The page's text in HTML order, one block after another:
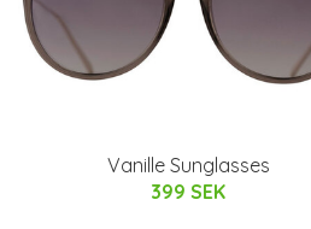
Vanille Sunglasses
399 SEK